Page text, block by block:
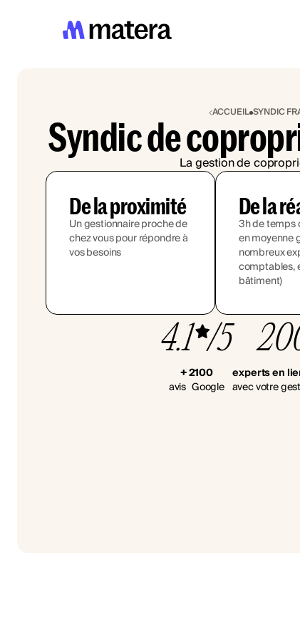
ACCUEIL SYNDIC
Syndic de
La gestion de
De la proximité
Un gestionnaire proche de
chez vous pour répondre à
vos besoins
De la
3h de temps
en moyenne
nombreux
comptables,
bâtiment)
4.1 /5
+ 2100
avis Google
experts en
avec votre